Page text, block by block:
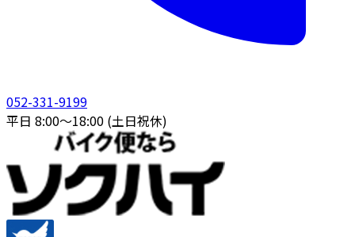
052-331-9199
平日 8:00〜18:00 (土日祝休)